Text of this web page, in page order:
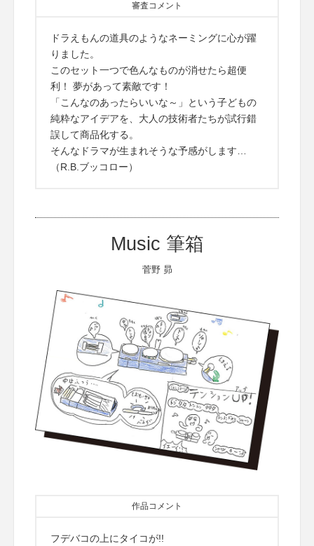
審査コメント
ドラえもんの道具のようなネーミングに心が躍
りました。
このセット一つで色んなものが消せたら超便
利！ 夢があって素敵です！
「こんなのあったらいいな～」という子どもの
純粋なアイデアを、大人の技術者たちが試行錯
誤して商品化する。
そんなドラマが生まれそうな予感がします…
（R.B.ブッコロー）
Music 筆箱
菅野 昴
作品コメント
フデバコの上にタイコが!!